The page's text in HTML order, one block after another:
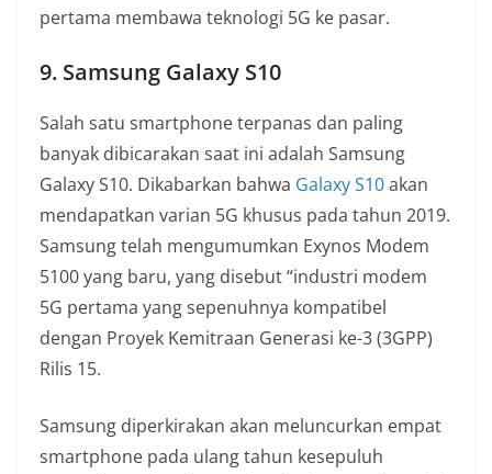
pertama membawa teknologi 5G ke pasar.
9. Samsung Galaxy S10
Salah satu smartphone terpanas dan paling
banyak dibicarakan saat ini adalah Samsung
Galaxy S10. Dikabarkan bahwa Galaxy S10akan
mendapatkan varian 5G khusus pada tahun 2019.
Samsung telah mengumumkan Exynos Modem
5100 yang baru, yang disebut “industri modem
5G pertama yang sepenuhnya kompatibel
dengan Proyek Kemitraan Generasi ke-3 (3GPP)
Rilis 15.
Samsung diperkirakan akan meluncurkan empat
smartphone pada ulang tahun kesepuluh